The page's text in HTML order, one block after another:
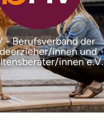
- Berufsverband der
innen und
innen e.V.